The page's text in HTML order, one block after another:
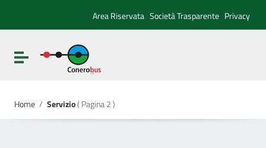
Vai al menu di navigazione
Vai al footer
Area Riservata Società Trasparente Privacy
Attiva / disattiva la navigazione
Home / Servizio( Pagina 2 )